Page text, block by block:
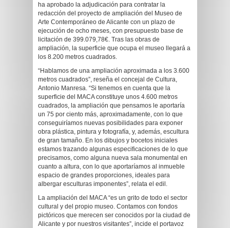
ha aprobado la adjudicación para contratar la
redacción del proyecto de ampliación del Museo de
Arte Contemporáneo de Alicante con un plazo de
ejecución de ocho meses, con presupuesto base de
licitación de 399.079,78€. Tras las obras de
ampliación, la superficie que ocupa el museo llegará a
los 8.200 metros cuadrados.
“Hablamos de una ampliación aproximada a los 3.600
metros cuadrados”, reseña el concejal de Cultura,
Antonio Manresa. “Si tenemos en cuenta que la
superficie del MACA constituye unos 4.600 metros
cuadrados, la ampliación que pensamos le aportaría
un 75 por ciento más, aproximadamente, con lo que
conseguiríamos nuevas posibilidades para exponer
obra plástica, pintura y fotografía, y, además, escultura
de gran tamaño. En los dibujos y bocetos iniciales
estamos trazando algunas especificaciones de lo que
precisamos, como alguna nueva sala monumental en
cuanto a altura, con lo que aportaríamos al inmueble
espacio de grandes proporciones, ideales para
albergar esculturas imponentes”, relata el edil.
La ampliación del MACA “es un grito de todo el sector
cultural y del propio museo. Contamos con fondos
pictóricos que merecen ser conocidos por la ciudad de
Alicante y por nuestros visitantes”, incide el portavoz